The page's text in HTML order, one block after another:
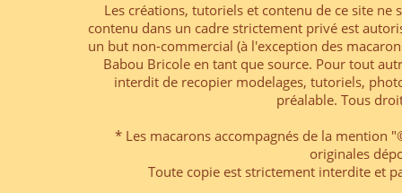
Les créations, tutoriels et contenu de ce site
contenu dans un cadre strictement privé est
un but non-commercial (à l'exception des
Babou Bricole en tant que source. Pour tout
interdit de recopier modelages, tutoriels,
préalable. Tous
* Les macarons accompagnés de la mention
originales
Toute copie est strictement interdite et